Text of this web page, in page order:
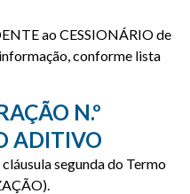
ao CESSIONÁRIO de
conforme lista
N.º
ADITIVO
segunda do Termo